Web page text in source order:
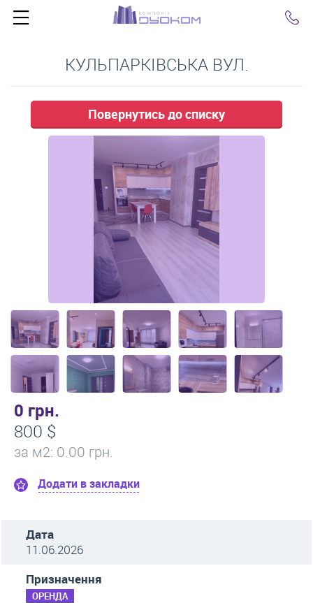
КУЛЬПАРКІВСЬКА ВУЛ.
Повернутись до списку
0 грн.
800 $
за м2: 0.00 грн.
Додати в закладки
Дата
11.06.2026
Призначення
ОРЕНДА